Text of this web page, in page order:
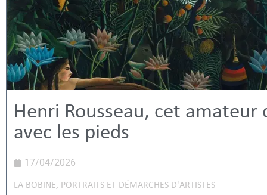
Henri Rousseau, cet amateur
avec les pieds
17/04/2026
LA BOBINE, PORTRAITS ET DÉMARCHES D'ARTISTES